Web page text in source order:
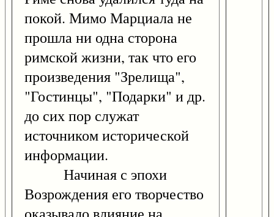
покой. Мимо Марциала не
прошла ни одна сторона
римской жизни, так что его
произведения "Зрелища",
"Гостинцы", "Подарки" и др.
до сих пор служат
источником исторической
информации.
Начиная с эпохи
Возрождения его творчество